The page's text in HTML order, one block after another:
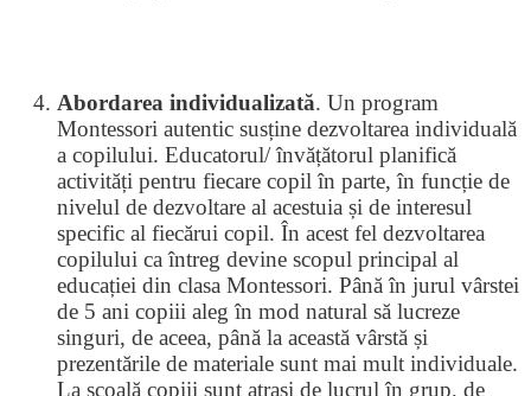
Abordarea individualizată. Un program
Montessori autentic susține dezvoltarea individuală
a copilului. Educatorul/ învățătorul planifică
activități pentru fiecare copil în parte, în funcție de
nivelul de dezvoltare al acestuia și de interesul
specific al fiecărui copil. În acest fel dezvoltarea
copilului ca întreg devine scopul principal al
educației din clasa Montessori. Până în jurul vârstei
de 5 ani copiii aleg în mod natural să lucreze
singuri, de aceea, până la această vârstă și
prezentările de materiale sunt mai mult individuale.
La școală copiii sunt atrași de lucrul în grup, de